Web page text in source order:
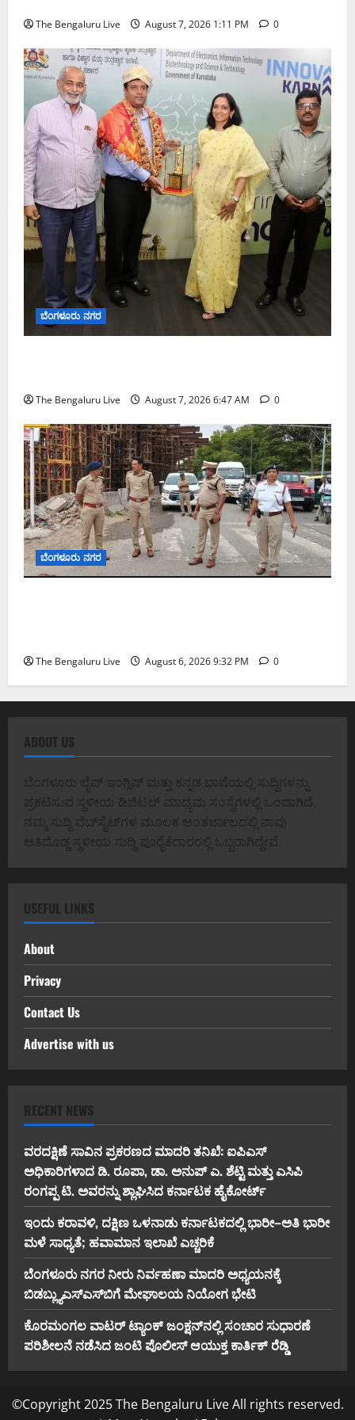
The Bengaluru Live August 7, 2026 1:11 PM 0
ಬೆಂಗಳೂರು ನಗರ
The Bengaluru Live August 7, 2026 6:47 AM 0
ಬೆಂಗಳೂರು ನಗರ
The Bengaluru Live August 6, 2026 9:32 PM 0
ABOUT US
ಬೆಂಗಳೂರು ಲೈವ್ ಇಂಗ್ಲಿಷ್ ಮತ್ತು ಕನ್ನಡ ಭಾಷೆಯಲ್ಲಿ ಸುದ್ದಿಗಳನ್ನು
ಪ್ರಕಟಿಸುವ ಸ್ಥಳೀಯ ಡಿಜಿಟಲ್ ಮಾಧ್ಯಮ ಸಂಸ್ಥೆಗಳಲ್ಲಿ ಒಂದಾಗಿದೆ.
ನಮ್ಮ ಸುದ್ದಿ ವೆಬ್‌ಸೈಟ್‌ಗಳ ಮೂಲಕ ಅಂತರ್ಜಾಲದಲ್ಲಿ ನಾವು
ಅತಿದೊಡ್ಡ ಸ್ಥಳೀಯ ಸುದ್ದಿ ಪೂರೈಕೆದಾರರಲ್ಲಿ ಒಬ್ಬರಾಗಿದ್ದೇವೆ.
USEFUL LINKS
About
Privacy
Contact Us
Advertise with us
RECENT NEWS
ವರದಕ್ಷಿಣೆ ಸಾವಿನ ಪ್ರಕರಣದ ಮಾದರಿ ತನಿಖೆ: ಐಪಿಎಸ್
ಅಧಿಕಾರಿಗಳಾದ ಡಿ. ರೂಪಾ, ಡಾ. ಅನುಪ್ ಎ. ಶೆಟ್ಟಿ ಮತ್ತು ಎಸಿಪಿ
ರಂಗಪ್ಪ ಟಿ. ಅವರನ್ನು ಶ್ಲಾಘಿಸಿದ ಕರ್ನಾಟಕ ಹೈಕೋರ್ಟ್
ಇಂದು ಕರಾವಳಿ, ದಕ್ಷಿಣ ಒಳನಾಡು ಕರ್ನಾಟಕದಲ್ಲಿ ಭಾರೀ–ಅತಿ ಭಾರೀ
ಮಳೆ ಸಾಧ್ಯತೆ; ಹವಾಮಾನ ಇಲಾಖೆ ಎಚ್ಚರಿಕೆ
ಬೆಂಗಳೂರು ನಗರ ನೀರು ನಿರ್ವಹಣಾ ಮಾದರಿ ಅಧ್ಯಯನಕ್ಕೆ
ಬಿ‌ಡಬ್ಲ್ಯು‌ಎಸ್‌ಎಸ್‌ಬಿಗೆ ಮೇಘಾಲಯ ನಿಯೋಗ ಭೇಟಿ
ಕೊರಮಂಗಲ ವಾಟರ್ ಟ್ಯಾಂಕ್ ಜಂಕ್ಷನ್‌ನಲ್ಲಿ ಸಂಚಾರ ಸುಧಾರಣೆ
ಪರಿಶೀಲನೆ ನಡೆಸಿದ ಜಂಟಿ ಪೊಲೀಸ್ ಆಯುಕ್ತ ಕಾರ್ತಿಕ್ ರೆಡ್ಡಿ
©Copyright 2025 The Bengaluru Live All rights reserved.